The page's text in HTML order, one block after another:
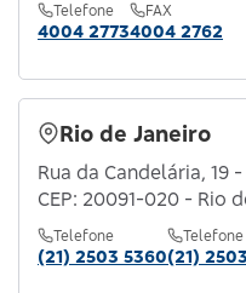
Telefone
4004 2773
FAX
4004 2762
Rio de Janeiro
Rua da Candelária, 19
CEP: 20091-020 - Rio
Telefone
(21) 2503 5360
Telefone
(21)